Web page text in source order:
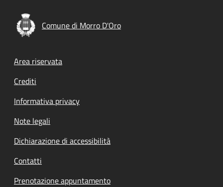
Comune di Morro D'Oro
Footer menu
Area riservata
Crediti
Informativa privacy
Note legali
Dichiarazione di accessibilità
Contatti
Prenotazione appuntamento